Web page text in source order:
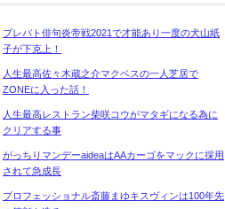
プレバト俳句炎帝戦2021で才能あり一度の犬山紙
子が下克上！
人生最高佐々木蔵之介マクベスの一人芝居で
ZONEに入った話！
人生最高レストラン柴咲コウがマタギになる為に
クリアする事
がっちりマンデーaideaはAAカーゴをマックに採用
されて急成長
プロフェッショナル斎藤まゆキスヴィンは100年先